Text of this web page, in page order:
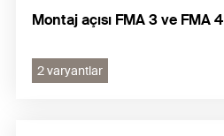
Montaj açısı FMA 3 ve FMA 4
2 varyantlar